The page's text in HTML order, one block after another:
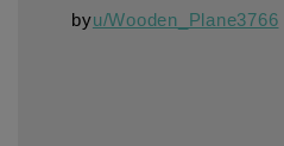
byu/Wooden_Plane3766